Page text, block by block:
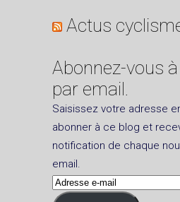
Actus
Abonnez-vous
par email.
Saisissez votre adresse
abonner à ce blog et
notification de chaque
email.
Adresse